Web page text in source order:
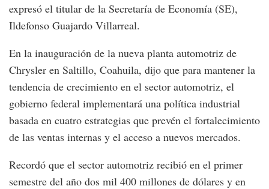
expresó el titular de la Secretaría de Economía (SE),
Ildefonso Guajardo Villarreal.
En la inauguración de la nueva planta automotriz de
Chrysler en Saltillo, Coahuila, dijo que para mantener la
tendencia de crecimiento en el sector automotriz, el
gobierno federal implementará una política industrial
basada en cuatro estrategias que prevén el fortalecimiento
de las ventas internas y el acceso a nuevos mercados.
Recordó que el sector automotriz recibió en el primer
semestre del año dos mil 400 millones de dólares y en